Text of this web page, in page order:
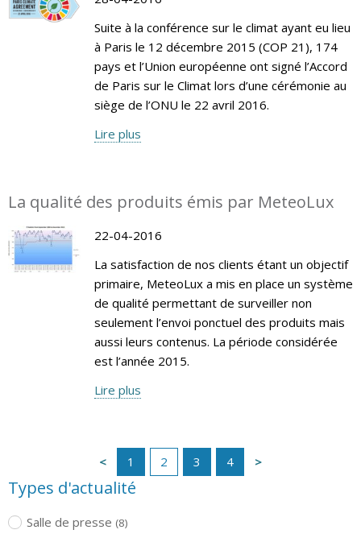
Suite à la conférence sur le climat ayant eu lieu
à Paris le 12 décembre 2015 (COP 21), 174
pays et l’Union européenne ont signé l’Accord
de Paris sur le Climat lors d’une cérémonie au
siège de l’ONU le 22 avril 2016.
Lire plus
La qualité des produits émis par MeteoLux
22-04-2016
La satisfaction de nos clients étant un objectif
primaire, MeteoLux a mis en place un système
de qualité permettant de surveiller non
seulement l’envoi ponctuel des produits mais
aussi leurs contenus. La période considérée
est l’année 2015.
Lire plus
1 2 3 4
Types d'actualité
Salle de presse (8)